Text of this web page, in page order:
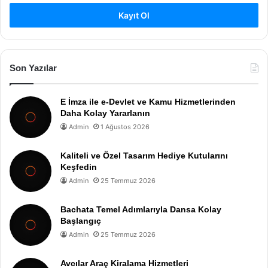
Kayıt Ol
Son Yazılar
E İmza ile e-Devlet ve Kamu Hizmetlerinden
Daha Kolay Yararlanın
Admin 1 Ağustos 2026
Kaliteli ve Özel Tasarım Hediye Kutularını
Keşfedin
Admin 25 Temmuz 2026
Bachata Temel Adımlarıyla Dansa Kolay
Başlangıç
Admin 25 Temmuz 2026
Avcılar Araç Kiralama Hizmetleri